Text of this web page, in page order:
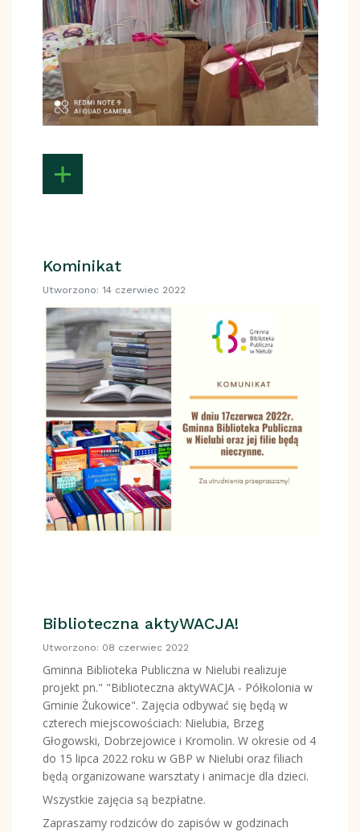
Kominikat
Utworzono: 14 czerwiec 2022
Biblioteczna aktyWACJA!
Utworzono: 08 czerwiec 2022
Gminna Biblioteka Publiczna w Nielubi realizuje
projekt pn." "Biblioteczna aktyWACJA - Półkolonia w
Gminie Żukowice". Zajęcia odbywać się będą w
czterech miejscowościach: Nielubia, Brzeg
Głogowski, Dobrzejowice i Kromolin. W okresie od 4
do 15 lipca 2022 roku w GBP w Nielubi oraz filiach
będą organizowane warsztaty i animacje dla dzieci.
Wszystkie zajęcia są bezpłatne.
Zapraszamy rodziców do zapisów w godzinach